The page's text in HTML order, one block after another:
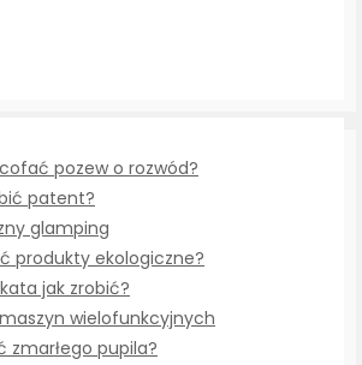
pozew o rozwód?
patent?
glamping
produkty ekologiczne?
jak zrobić?
wielofunkcyjnych
zmarłego pupila?